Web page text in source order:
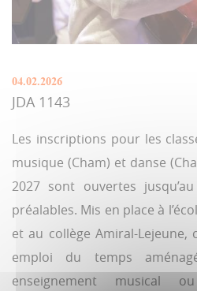
04.02.2026
JDA 1143
Les inscriptions pour les
musique (Cham) et danse
2027 sont ouvertes
préalables. Mis en place à
et au collège Amiral-
emploi du temps
enseignement musical